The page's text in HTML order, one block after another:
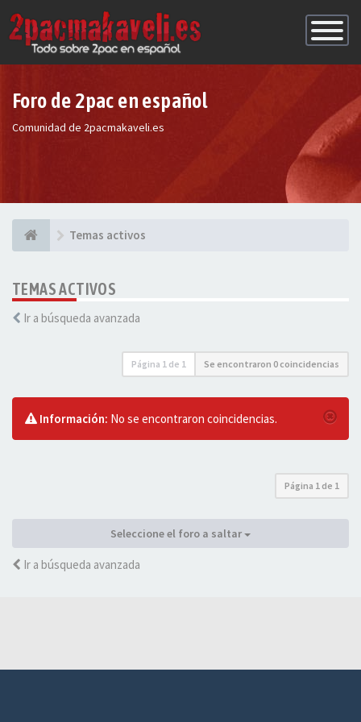
de
Foro de 2pac en español
Comunidad de 2pacmakaveli.es
Temas activos
TEMAS ACTIVOS
Ir a búsqueda avanzada
Página 1 de 1 Se encontraron 0 coincidencias
Información: No se encontraron coincidencias.
Página 1 de 1
Seleccione el foro a saltar
Ir a búsqueda avanzada